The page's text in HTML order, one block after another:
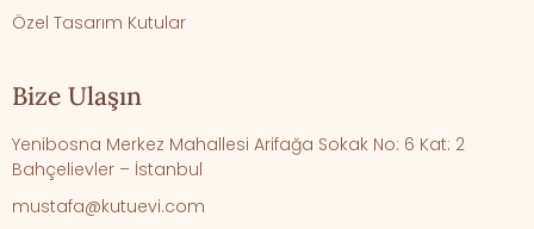
Özel Tasarım Kutular
Bize Ulaşın
Yenibosna Merkez Mahallesi Arifağa Sokak No: 6 Kat: 2
Bahçelievler – İstanbul
mustafa@kutuevi.com